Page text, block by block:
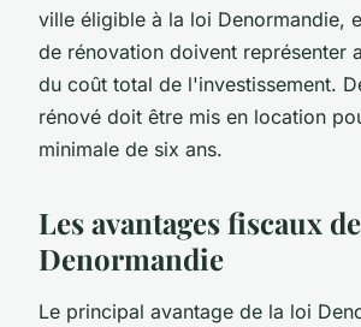
ville éligible à la loi Denormandie,
de rénovation doivent représenter
du coût total de l'investissement.
rénové doit être mis en location
minimale de six ans.
Les avantages fiscaux
Denormandie
Le principal avantage de la loi